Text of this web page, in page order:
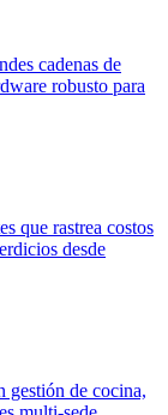
cadenas de
robusto para
que rastrea costos
desde
gestión de cocina,